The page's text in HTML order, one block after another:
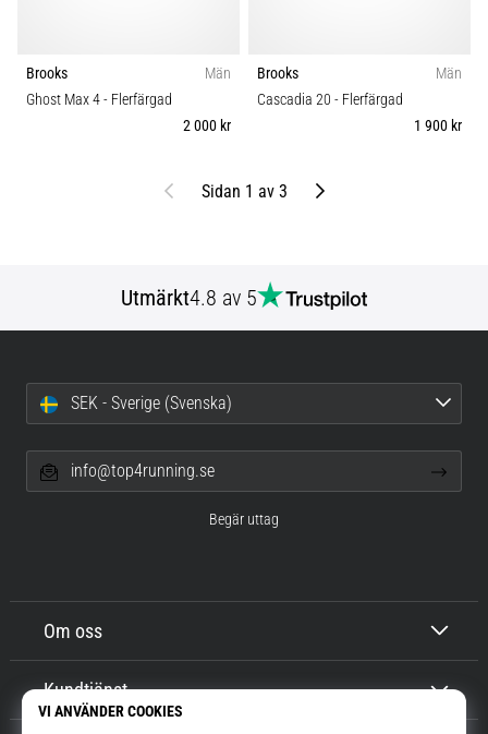
Brooks
Män
Ghost Max 4- Flerfärgad
2 000 kr
Brooks
Män
Cascadia 20 - Flerfärgad
1 900 kr
Föregående
Sidan 1 av 3 Nästa
Utmärkt4.8 av 5
Om oss
Kundtjänst
SEK - Sverige (Svenska)
info@top4running.se
Begär uttag